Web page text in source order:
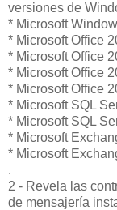
versiones de
* Microsoft
* Microsoft Office
* Microsoft Office
* Microsoft Office
* Microsoft Office
* Microsoft SQL
* Microsoft SQL
* Microsoft
* Microsoft
.
2 - Revela las
de mensajería